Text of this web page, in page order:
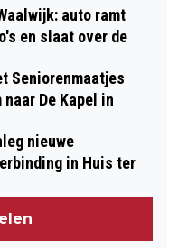
auto ramt
en slaat over de
Seniorenmaatjes
De Kapel in
nieuwe
in Huis ter